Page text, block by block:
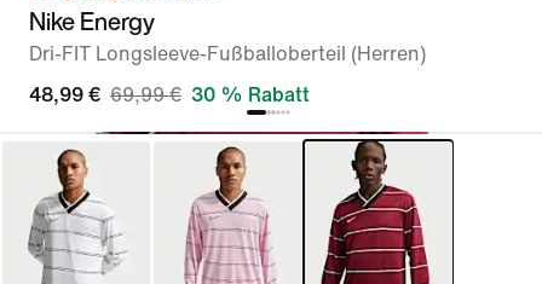
Nike Energy
Dri-FIT Longsleeve-Fußballoberteil (Herren)
48,99 € 69,99 € 30 % Rabatt